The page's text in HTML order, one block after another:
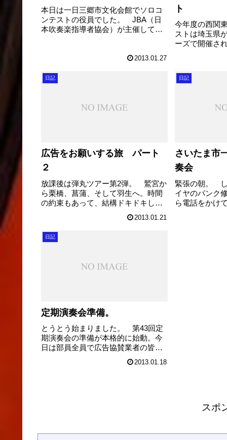
本日は一日三郷市文化会館でソロコ
ンテストの役員でした。 JBA（日
本吹奏楽指導者協会）が主催してい
国大会へと進む大会です。上部大会
これだけなので...
2013.01.27
ト
今年度の西関
ストは埼玉県
ーズで開催さ
奏を応援に来
整列指導させ
日記
広告をお願いする旅 パート
２
放課後は弾丸ツアー第2弾。 鷲宮か
ら栗橋、菖蒲、そして羽生へ。時間
の約束もあって、結構ドキドキしな
がらの広告営業ツアーでした。でも
いずれの場所も優しい対応で、生徒
達は笑顔で回る事ができました。
本当に地域の皆様から大きな愛情
2013.01.21
日記
さいたま市
奏会
緊張の朝。
イヤのパンク
ら電話をかけ
日記
定期演奏会準備。
とうとう始まりました。 第43回定
期演奏会の準備が本格的に始動。今
日は部員全員で広告協賛業者の皆様
へお願いの日でした。 部員全員が
定期演奏会成功のために、各地に散
2013.01.18
スポ